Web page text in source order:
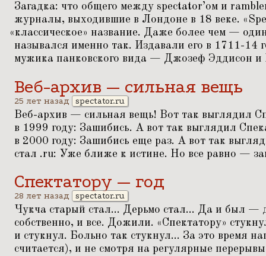
Загадка: что общего между spectator’ом и
журналы, выходившие в Лондоне в 18 веке. «
«классическое» название. Даже более чем —
назывался именно так. Издавали его в 1711-14
мужика панковского вида — Джозеф Эддисон и
Веб-архив — сильная вещь
25 лет назад spectator.ru
Веб-архив — сильная вещь! Вот так выглядил
в 1999 году: Зашибись. А вот так выглядил
в 2000 году: Зашибись еще раз. А вот так
стал .ru: Уже ближе к истине. Но все равно —
Спектатору — год
28 лет назад spectator.ru
Чукча старый стал... Дерьмо стал... Да и был —
собственно, и все. Дожили. «Спектатору»
и стукнул. Больно так стукнул... За это время
считается), и не смотря на регулярные